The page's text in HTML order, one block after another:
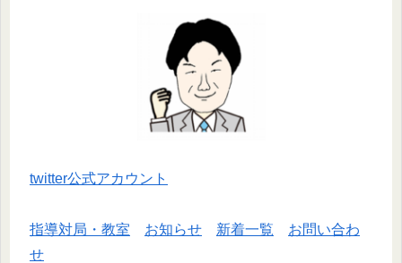
twitter公式アカウント
指導対局・教室 お知らせ 新着一覧
お問い合わ
せ